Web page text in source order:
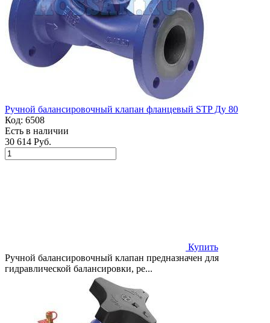
Ручной балансировочный клапан фланцевый STP Ду 80
Код: 6508
Есть в наличии
30 614 Руб.
Купить
Ручной балансировочный клапан предназначен для
гидравлической балансировки, ре...